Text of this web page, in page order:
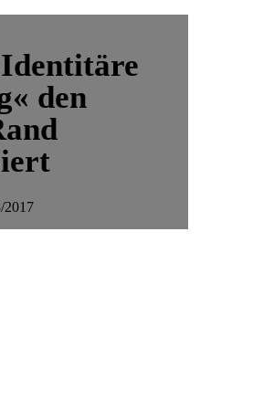
den
2017